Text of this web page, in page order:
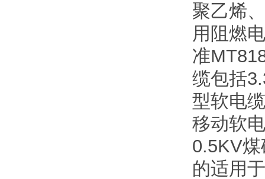
聚乙烯
用阻燃
准
缆包括
型软电
移动软
0.5KV
的适用